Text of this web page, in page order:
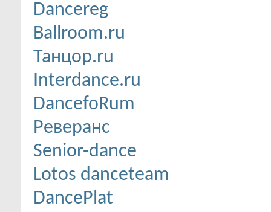
Dancereg
Ballroom.ru
Танцор.ru
Interdance.ru
DancefoRum
Реверанс
Senior-dance
Lotos danceteam
DancePlat